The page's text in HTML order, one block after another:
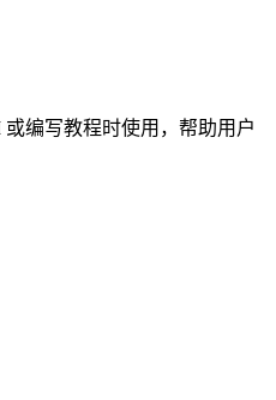
编写教程时使用，帮助用户